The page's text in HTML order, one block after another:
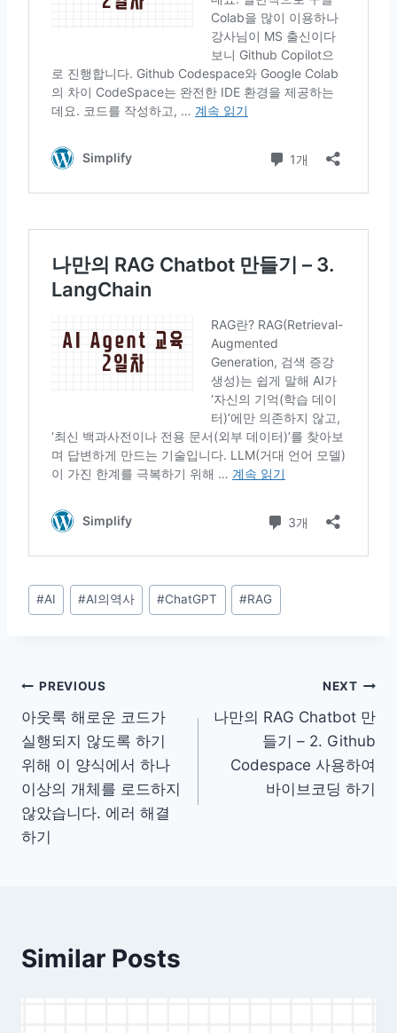
Post
Tags:
#AI #AI의역사 #ChatGPT #RAG
글
탐
색
PREVIOUS
아웃룩 해로운 코드가
실행되지 않도록 하기
위해 이 양식에서 하나
이상의 개체를 로드하지
않았습니다. 에러 해결
하기
NEXT
나만의 RAG Chatbot 만
들기 – 2. Github
Codespace 사용하여
바이브코딩 하기
Similar Posts